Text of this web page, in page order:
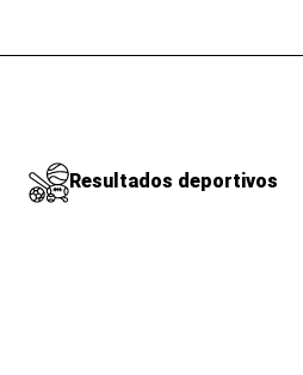
Resultados deportivos